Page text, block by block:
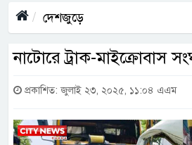
দেশজুড়ে
নাটোরে ট্রাক-মাইক্রোবাস
প্রকাশিত: জুলাই ২৩, ২০২৫, ১১:০৪ এএম